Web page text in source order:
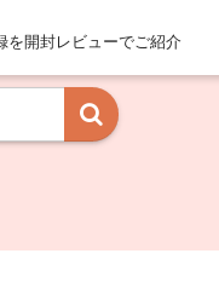
を開封レビューでご紹介